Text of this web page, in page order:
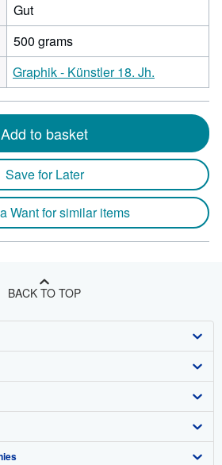
Gut
500 grams
Graphik - Künstler 18. Jh.
Add to basket
Save for Later
Want for similar items
BACK TO TOP